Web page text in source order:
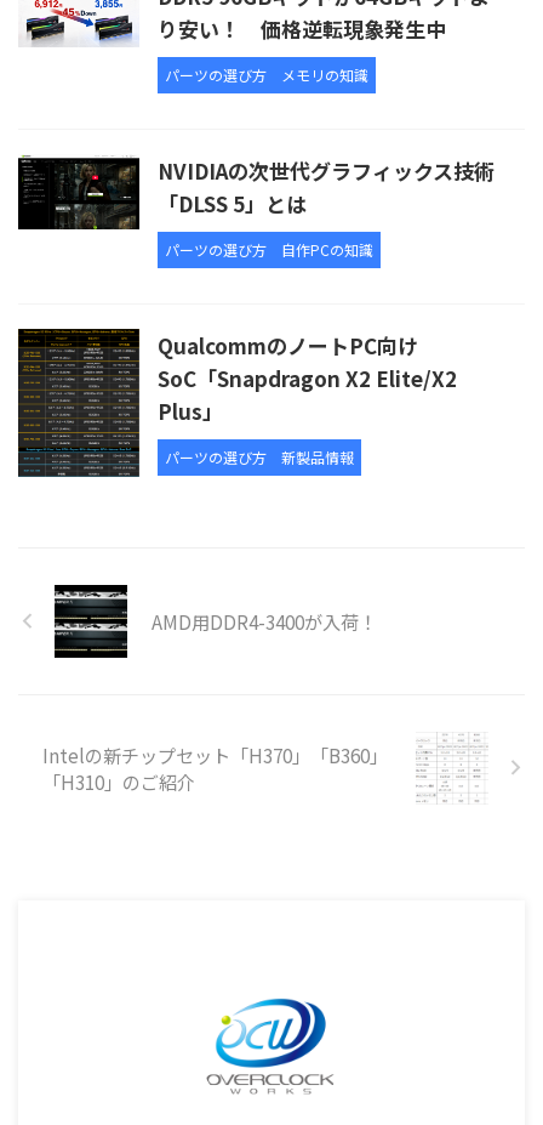
り安い！ 価格逆転現象発生中
パーツの選び方 メモリの知識
NVIDIAの次世代グラフィックス技術
「DLSS 5」とは
パーツの選び方 自作PCの知識
QualcommのノートPC向け
SoC「Snapdragon X2 Elite/X2
Plus」
パーツの選び方 新製品情報
AMD用DDR4-3400が入荷！
Intelの新チップセット「H370」「B360」
「H310」のご紹介